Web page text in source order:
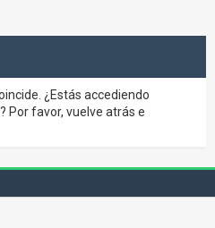
¿Estás accediendo
Por favor, vuelve atrás e